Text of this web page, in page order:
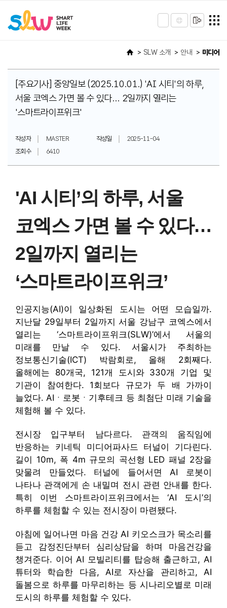
SLW 소개 안내 미디어
[주요기사] 중앙일보 (2025.10.01.) 'AI 시티'의 하루,
서울 코엑스 가면 볼 수 있다... 2일까지 열리는
'스마트라이프위크'
작성자 MASTER 작성일
2025-11-04
조회수
6410
'AI 시티’의 하루, 서울
코엑스 가면 볼 수 있다…
2일까지 열리는
‘스마트라이프위크’
인공지능(AI)이 일상화된 도시는 어떤 모습일까.
지난달 29일부터 2일까지 서울 강남구 코엑스에서
열리는 ‘스마트라이프위크(SLW)’에서 서울의
미래를 만날 수 있다. 서울시가 주최하는
정보통신기술(ICT) 박람회로, 올해 2회째다.
올해에는 80개국, 121개 도시와 330개 기업 및
기관이 참여한다. 1회보다 규모가 두 배 가까이
늘었다. AIㆍ로봇ㆍ기후테크 등 최첨단 미래 기술을
체험해 볼 수 있다.
전시장 입구부터 남다르다. 관객의 움직임에
반응하는 키네틱 미디어파사드 터널이 기다린다.
길이 10m, 폭 4m 규모의 곡선형 LED 패널 2장을
맞물려 만들었다. 터널에 들어서면 AI 로봇이
나타나 관객에게 손 내밀며 전시 관련 안내를 한다.
특히 이번 스마트라이프위크에서는 ‘AI 도시’의
하루를 체험할 수 있는 전시장이 마련됐다.
아침에 일어나면 마음 건강 AI 키오스크가 목소리를
듣고 감정진단부터 심리상담을 하며 마음건강을
챙겨준다. 이어 AI 모빌리티를 탑승해 출근하고, AI
튜터와 학습한 다음, AI로 자산을 관리하고, AI
돌봄으로 하루를 마무리하는 등 시나리오별로 미래
도시의 하루를 체험할 수 있다.